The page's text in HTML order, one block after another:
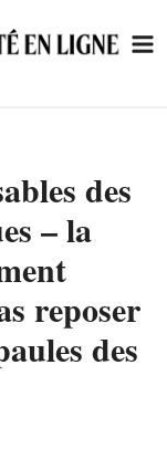
des
– la
reposer
des